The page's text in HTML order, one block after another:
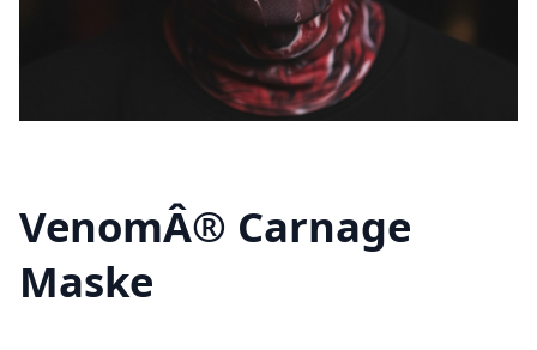
VenomÂ® Carnage
Maske